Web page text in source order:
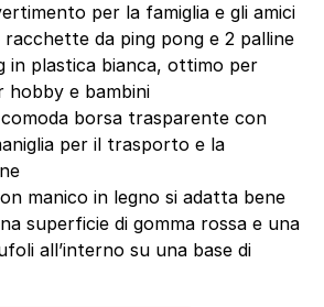
per la famiglia e gli amici
da ping pong e 2 palline
in plastica bianca, ottimo per
hobby e bambini
borsa trasparente con
per il trasporto e la
manico in legno si adatta bene
superficie di gomma rossa e una
all’interno su una base di